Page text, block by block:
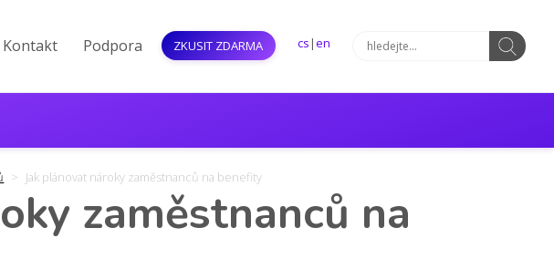
Kontakt Podpora ZKUSIT ZDARMA cs |en
Jak plánovat nároky zaměstnanců na benefity
zaměstnanců na